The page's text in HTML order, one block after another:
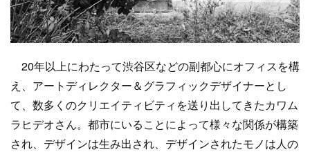
20年以上にわたって渋谷区などの副都心にオフィスを構
え、アートディレクター＆グラフィックデザイナーとし
て、数多くのクリエイティビティを送り出してきたカワム
ラヒデオさん。都市にいることによって様々な関係が構築
され、デザインは生み出され、デザインされたモノは人の